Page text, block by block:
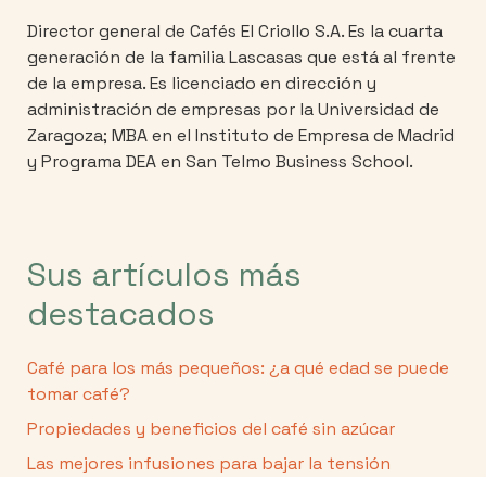
Director general de Cafés El Criollo S.A. Es la cuarta
generación de la familia Lascasas que está al frente
de la empresa. Es licenciado en dirección y
administración de empresas por la Universidad de
Zaragoza; MBA en el Instituto de Empresa de Madrid
y Programa DEA en San Telmo Business School.
Sus artículos más
destacados
Café para los más pequeños: ¿a qué edad se puede
tomar café?
Propiedades y beneficios del café sin azúcar
Las mejores infusiones para bajar la tensión